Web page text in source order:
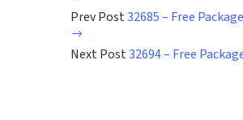
Prev Post32685 – Free Package
Next Post32694 – Free